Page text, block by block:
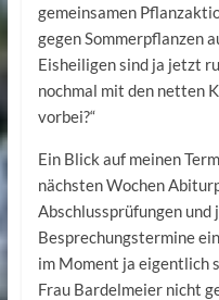
gemeinsamen
gegen Sommerpflanzen
Eisheiligen sind ja jetzt
nochmal mit den netten
vorbei?“
Ein Blick auf meinen
nächsten Wochen
Abschlussprüfungen und
Besprechungstermine
im Moment ja eigentlich
Frau Bardel­meier nicht